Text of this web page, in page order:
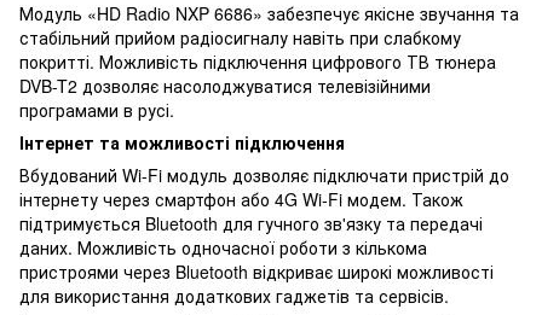
Модуль «HD Radio NXP 6686» забезпечує якісне звучання та
стабільний прийом радіосигналу навіть при слабкому
покритті. Можливість підключення цифрового ТВ тюнера
DVB-T2 дозволяє насолоджуватися телевізійними
програмами в русі.
Інтернет та можливості підключення
Вбудований Wi-Fi модуль дозволяє підключати пристрій до
інтернету через смартфон або 4G Wi-Fi модем. Також
підтримується Bluetooth для гучного зв'язку та передачі
даних. Можливість одночасної роботи з кількома
пристроями через Bluetooth відкриває широкі можливості
для використання додаткових гаджетів та сервісів.